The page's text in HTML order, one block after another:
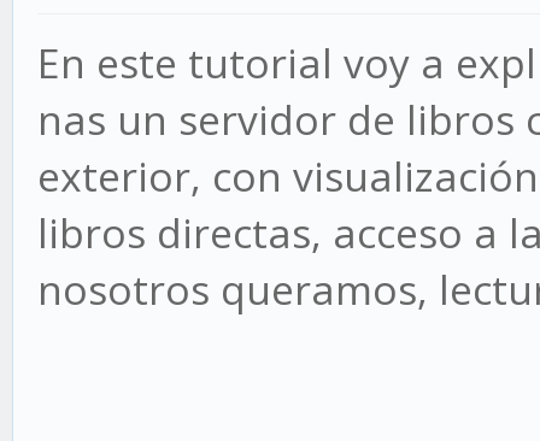
En este tutorial voy a
nas un servidor de libros
exterior, con
libros directas, acceso a
nosotros queramos,